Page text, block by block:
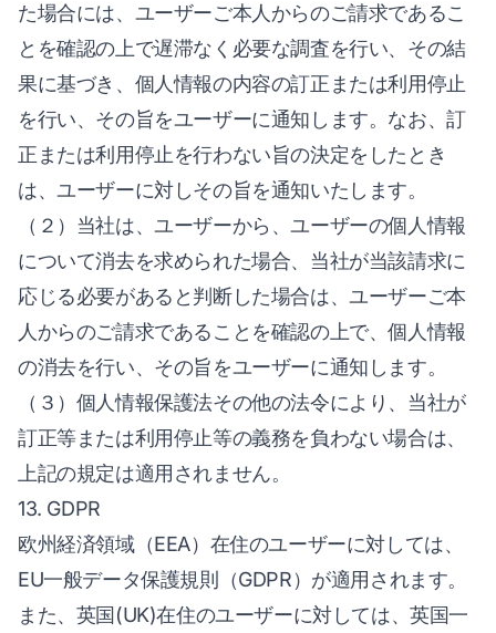
た場合には、ユーザーご本人からのご請求であるこ
とを確認の上で遅滞なく必要な調査を行い、その結
果に基づき、個人情報の内容の訂正または利用停止
を行い、その旨をユーザーに通知します。なお、訂
正または利用停止を行わない旨の決定をしたとき
は、ユーザーに対しその旨を通知いたします。
（２）当社は、ユーザーから、ユーザーの個人情報
について消去を求められた場合、当社が当該請求に
応じる必要があると判断した場合は、ユーザーご本
人からのご請求であることを確認の上で、個人情報
の消去を行い、その旨をユーザーに通知します。
（３）個人情報保護法その他の法令により、当社が
訂正等または利用停止等の義務を負わない場合は、
上記の規定は適用されません。
13. GDPR
欧州経済領域（EEA）在住のユーザーに対しては、
EU一般データ保護規則（GDPR）が適用されます。
また、英国(UK)在住のユーザーに対しては、英国一